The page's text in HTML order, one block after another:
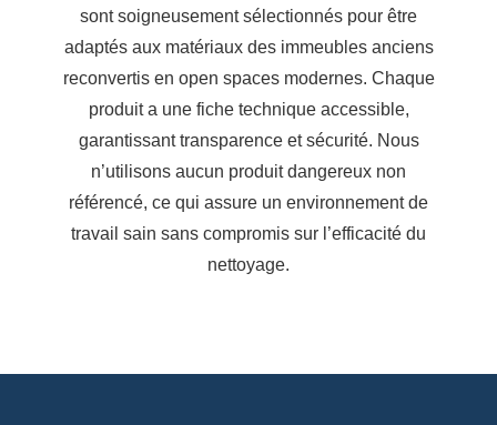
sont soigneusement sélectionnés pour être
adaptés aux matériaux des immeubles anciens
reconvertis en open spaces modernes. Chaque
produit a une fiche technique accessible,
garantissant transparence et sécurité. Nous
n’utilisons aucun produit dangereux non
référencé, ce qui assure un environnement de
travail sain sans compromis sur l’efficacité du
nettoyage.